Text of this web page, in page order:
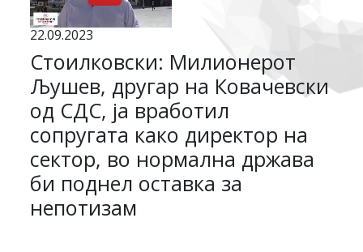
22.09.2023
Стоилковски: Милионерот
Љушев, другар на Ковачевски
од СДС, ја вработил
сопругата како директор на
сектор, во нормална држава
би поднел оставка за
непотизам